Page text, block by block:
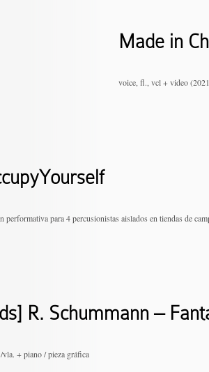
Made in
voice, fl., vcl + video
performativa para 4 percusionistas aislados en tiendas de
R. Schummann –
+ piano / pieza gráfica